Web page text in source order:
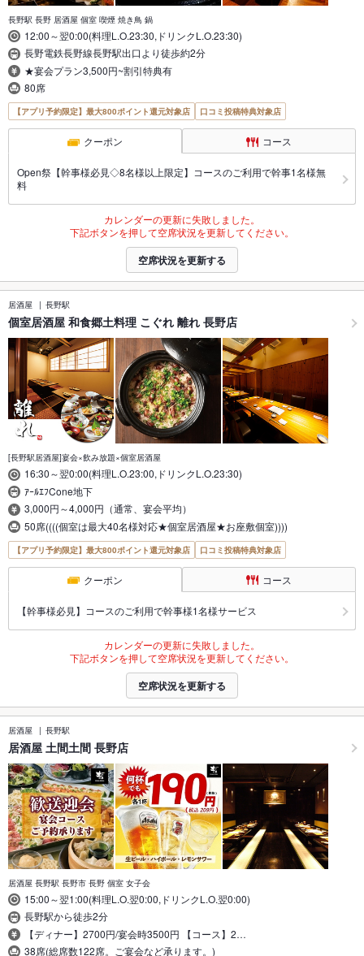
長野駅 長野 居酒屋 個室 喫煙 焼き鳥 鍋
12:00～翌0:00(料理L.O.23:30,ドリンクL.O.23:30)
長野電鉄長野線長野駅出口より徒歩約2分
★宴会プラン3,500円~割引特典有
80席
【アプリ予約限定】最大800ポイント還元対象店 口コミ投稿特典対象店
クーポン コース
Open祭【幹事様必見◇8名様以上限定】コースのご利用で幹事1名様無
料
カレンダーの更新に失敗しました。
下記ボタンを押して空席状況を更新してください。
空席状況を更新する
居酒屋 長野駅
個室居酒屋 和食郷土料理 こぐれ 離れ 長野店
[長野駅居酒屋]宴会×飲み放題×個室居酒屋
16:30～翌0:00(料理L.O.23:00,ドリンクL.O.23:30)
ｱｰﾙｴﾌCone地下
3,000円～4,000円（通常、宴会平均）
50席((((個室は最大40名様対応★個室居酒屋★お座敷個室))))
【アプリ予約限定】最大800ポイント還元対象店 口コミ投稿特典対象店
クーポン コース
【幹事様必見】コースのご利用で幹事様1名様サービス
カレンダーの更新に失敗しました。
下記ボタンを押して空席状況を更新してください。
空席状況を更新する
居酒屋 長野駅
居酒屋 土間土間 長野店
居酒屋 長野駅 長野市 長野 個室 女子会
15:00～翌1:00(料理L.O.翌0:00,ドリンクL.O.翌0:00)
長野駅から徒歩2分
【ディナー】2700円/宴会時3500円 【コース】2…
38席(総席数122席。ご宴会など承ります。)